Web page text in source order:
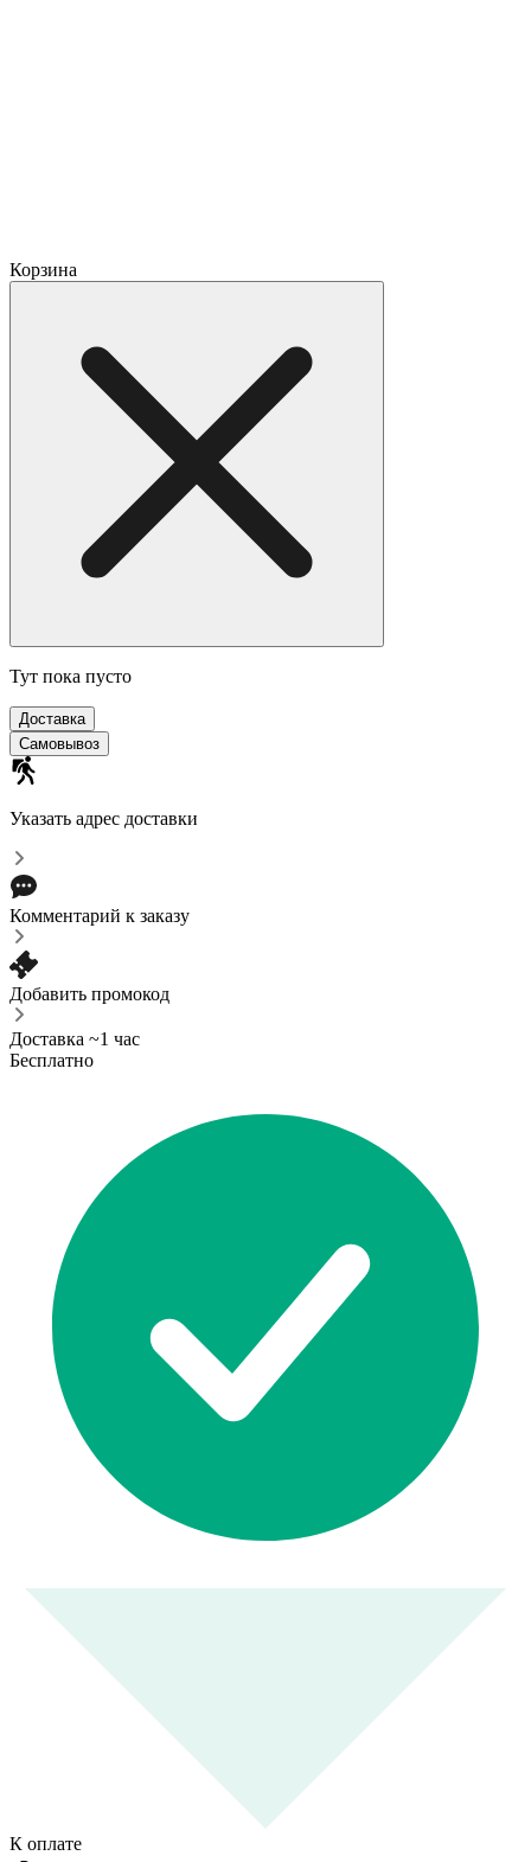
Корзина
Тут пока пусто
Доставка
Самовывоз
Указать адрес доставки
Комментарий к заказу
Добавить промокод
Доставка ~1 час
Бесплатно
К оплате